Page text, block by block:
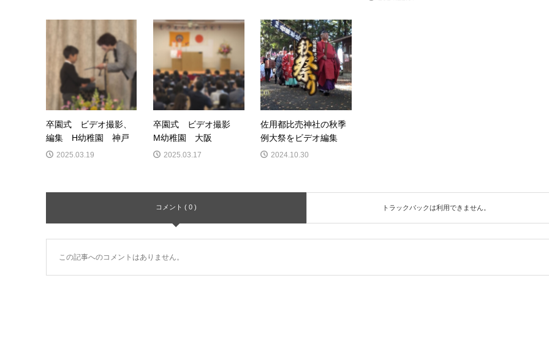
卒園式 ビデオ撮影、
編集 H幼稚園 神戸
2025.03.19
卒園式 ビデオ撮影
M幼稚園 大阪
2025.03.17
佐用都比売神社の秋季
例大祭をビデオ編集
2024.10.30
コメント ( 0 ) トラックバックは利用できません。
この記事へのコメントはありません。